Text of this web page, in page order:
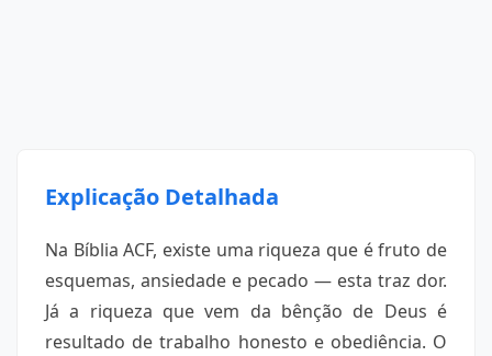
Explicação Detalhada
Na Bíblia ACF, existe uma riqueza que é fruto de
esquemas, ansiedade e pecado — esta traz dor.
Já a riqueza que vem da bênção de Deus é
resultado de trabalho honesto e obediência. O